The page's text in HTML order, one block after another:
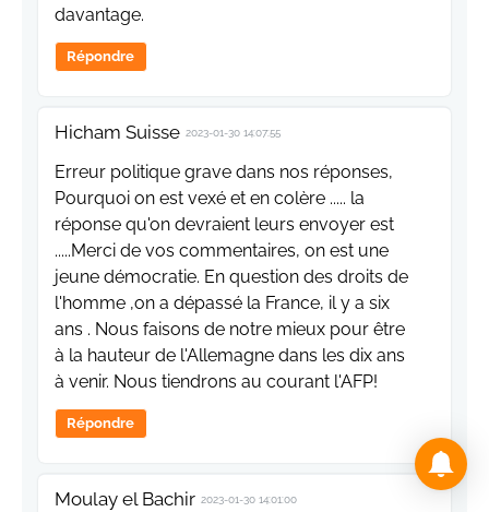
davantage.
Répondre
Hicham Suisse 2023-01-30 14:07:55
Erreur politique grave dans nos réponses,
Pourquoi on est vexé et en colère ..... la
réponse qu'on devraient leurs envoyer est
.....Merci de vos commentaires, on est une
jeune démocratie. En question des droits de
l'homme ,on a dépassé la France, il y a six
ans . Nous faisons de notre mieux pour être
à la hauteur de l'Allemagne dans les dix ans
à venir. Nous tiendrons au courant l'AFP!
Répondre
Moulay el Bachir 2023-01-30 14:01:00